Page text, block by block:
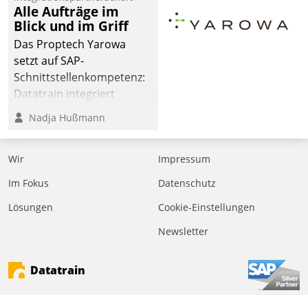
Alle Aufträge im
Blick und im Griff
Das Proptech Yarowa
setzt auf SAP-
Schnittstellenkompetenz:
Datatrain integriert
Yarowas Portal zur
Vergabe und Verwaltung
von Aufträgen der
operativen
Instandhaltung in die
deutscher
den Weg vom
Mieteranliegen zum
Nadja Hußmann
Wir
Im Fokus
Lösungen
Impressum
Datenschutz
Cookie-Einstellungen
Newsletter
Datatrain